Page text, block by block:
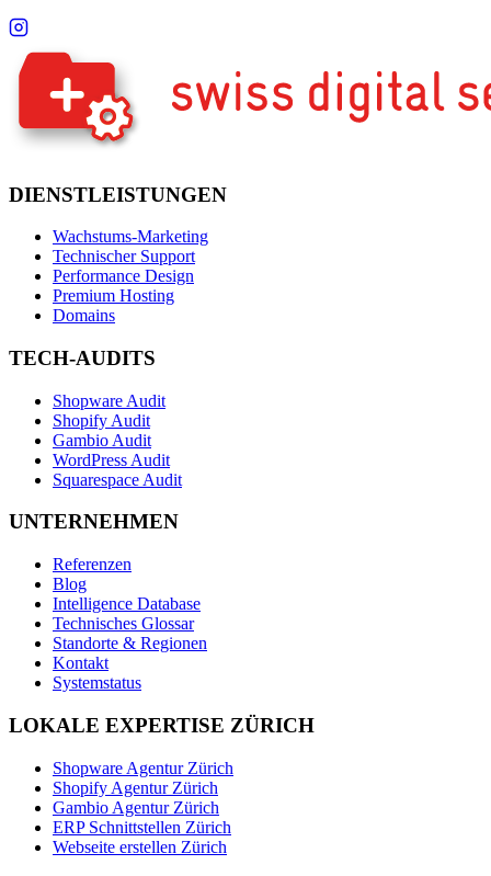
DIENSTLEISTUNGEN
Wachstums-Marketing
Technischer Support
Performance Design
Premium Hosting
Domains
TECH-AUDITS
Shopware Audit
Shopify Audit
Gambio Audit
WordPress Audit
Squarespace Audit
UNTERNEHMEN
Referenzen
Blog
Intelligence Database
Technisches Glossar
Standorte & Regionen
Kontakt
Systemstatus
LOKALE EXPERTISE ZÜRICH
Shopware Agentur Zürich
Shopify Agentur Zürich
Gambio Agentur Zürich
ERP Schnittstellen Zürich
Webseite erstellen Zürich